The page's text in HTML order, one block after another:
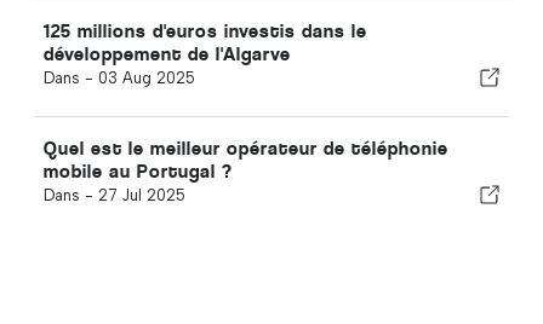
125 millions d'euros investis dans le
développement de l'Algarve
Dans - 03 Aug 2025
Quel est le meilleur opérateur de téléphonie
mobile au Portugal ?
Dans - 27 Jul 2025